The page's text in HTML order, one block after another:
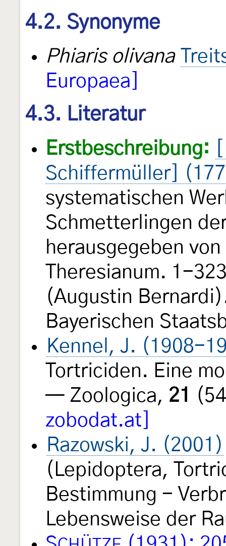
4.2. Synonyme
Phiaris olivana
Europaea]
4.3. Literatur
Erstbeschreibung:
Schiffermüller]
systematischen
Schmetterlingen
herausgegeben
Theresianum. 1-
(Augustin
Bayerischen
Kennel, J. (1908-
Tortriciden. Eine
— Zoologica, 21
zobodat.at]
Razowski, J. (2001)
(Lepidoptera,
Bestimmung -
Lebensweise der